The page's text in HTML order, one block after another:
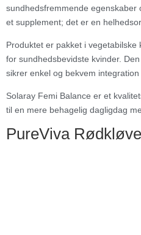
sundhedsfremmende egenskaber
et supplement; det er en
Produktet er pakket i
for sundhedsbevidste kvinder.
sikrer enkel og bekvem
Solaray Femi Balance er et
til en mere behagelig dagligdag
PureViva